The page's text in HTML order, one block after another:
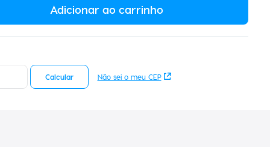
Adicionar ao carrinho
Calcular Não sei o meu CEP